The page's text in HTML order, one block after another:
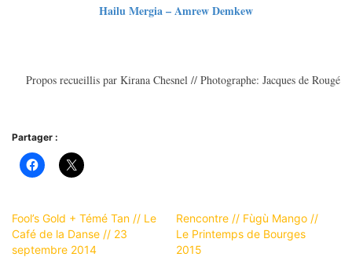
Hailu Mergia – Amrew Demkew
Propos recueillis par Kirana Chesnel // Photographe: Jacques de Rougé
Partager :
Fool’s Gold + Témé Tan // Le
Café de la Danse // 23
septembre 2014
Rencontre // Fùgù Mango //
Le Printemps de Bourges
2015